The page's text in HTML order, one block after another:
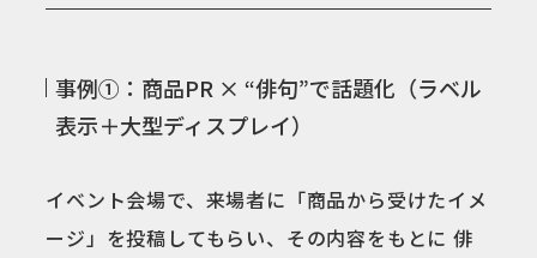
事例①：商品PR × “俳句”で話題化（ラベル
表示＋大型ディスプレイ）
イベント会場で、来場者に「商品から受けたイメ
ージ」を投稿してもらい、その内容をもとに 俳